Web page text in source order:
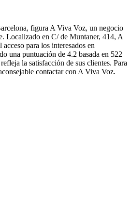
figura A Viva Voz, un negocio
Localizado en C/ de Muntaner, 414, A
para los interesados en
una puntuación de 4.2 basada en 522
la satisfacción de sus clientes. Para
contactar con A Viva Voz.